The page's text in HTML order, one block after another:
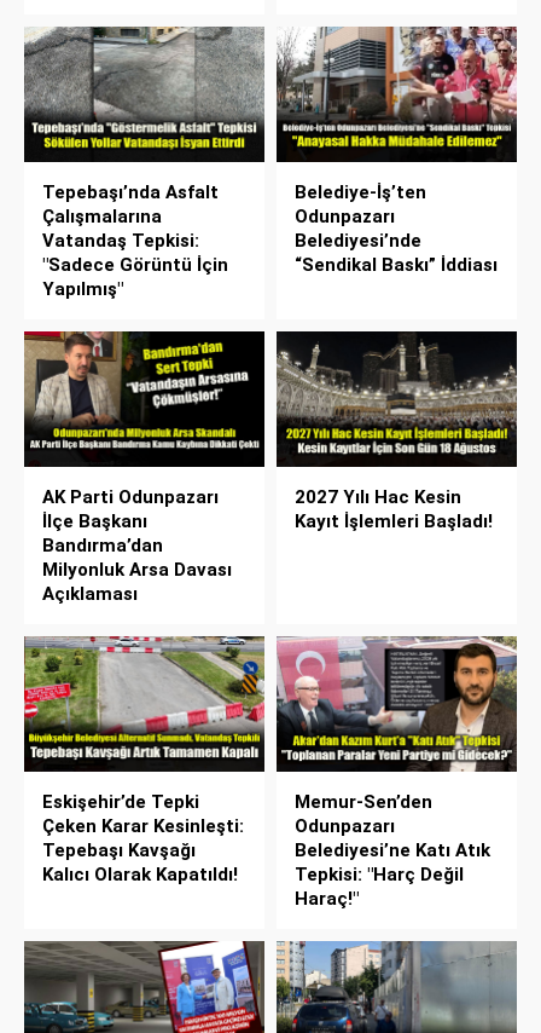
Tepebaşı’nda Asfalt
Çalışmalarına
Vatandaş Tepkisi:
"Sadece Görüntü İçin
Yapılmış"
Belediye-İş’ten
Odunpazarı
Belediyesi’nde
“Sendikal Baskı” İddiası
AK Parti Odunpazarı
İlçe Başkanı
Bandırma’dan
Milyonluk Arsa Davası
Açıklaması
2027 Yılı Hac Kesin
Kayıt İşlemleri Başladı!
Eskişehir’de Tepki
Çeken Karar Kesinleşti:
Tepebaşı Kavşağı
Kalıcı Olarak Kapatıldı!
Memur-Sen’den
Odunpazarı
Belediyesi’ne Katı Atık
Tepkisi: "Harç Değil
Haraç!"